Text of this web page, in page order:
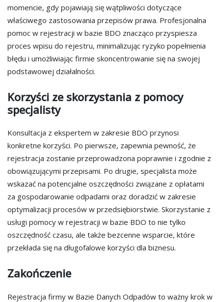
momencie, gdy pojawiają się wątpliwości dotyczące
właściwego zastosowania przepisów prawa. Profesjonalna
pomoc w rejestracji w bazie BDO znacząco przyspiesza
proces wpisu do rejestru, minimalizując ryzyko popełnienia
błędu i umożliwiając firmie skoncentrowanie się na swojej
podstawowej działalności.
Korzyści ze skorzystania z pomocy
specjalisty
Konsultacja z ekspertem w zakresie BDO przynosi
konkretne korzyści. Po pierwsze, zapewnia pewność, że
rejestracja zostanie przeprowadzona poprawnie i zgodnie z
obowiązującymi przepisami. Po drugie, specjalista może
wskazać na potencjalne oszczędności związane z opłatami
za gospodarowanie odpadami oraz doradzić w zakresie
optymalizacji procesów w przedsiębiorstwie. Skorzystanie z
usługi pomocy w rejestracji w bazie BDO to nie tylko
oszczędność czasu, ale także bezcenne wsparcie, które
przekłada się na długofalowe korzyści dla biznesu.
Zakończenie
Rejestracja firmy w Bazie Danych Odpadów to ważny krok w